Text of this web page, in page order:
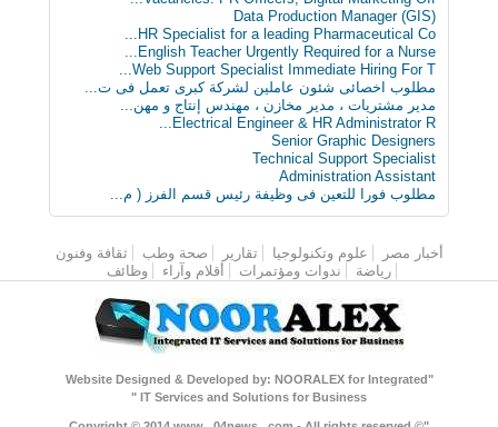
Data Production Manager (GIS)
HR Specialist for a leading Pharmaceutical Co...
English Teacher Urgently Required for a Nurse...
Web Support Specialist Immediate Hiring For T...
مطلوب اخصائى شئون عاملين لشركة كبرى تعمل فى ت...
مدير مشتريات ، مدير مخازن ، مهندس إنتاج و مهن...
Electrical Engineer & HR Administrator R...
Senior Graphic Designers
Technical Support Specialist
Administration Assistant
مطلوب فورا للتعين فى وظيفة رئيس قسم الفرز ( م...
القائمة الرئيسية
أخبار مصر علوم وتكنولوجيا تقارير صحة وطب
ثقافة وفنون
رياضة
ندوات ومؤتمرات أقلام وآراء وظائف
"Website Designed & Developed by: NOORALEX for Integrated
IT Services and Solutions for Business "